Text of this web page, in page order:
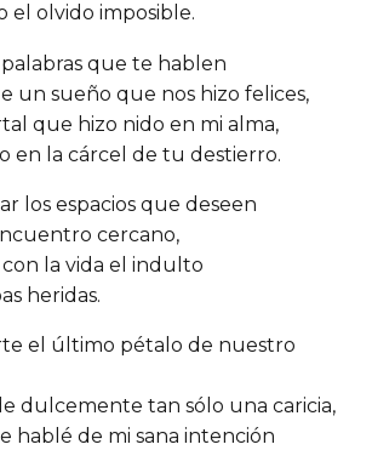
el olvido imposible.
que te hablen
un sueño que nos hizo felices,
que hizo nido en mi alma,
en la cárcel de tu destierro.
los espacios que deseen
cercano,
la vida el indulto
heridas.
el último pétalo de nuestro
dulcemente tan sólo una caricia,
hablé de mi sana intención